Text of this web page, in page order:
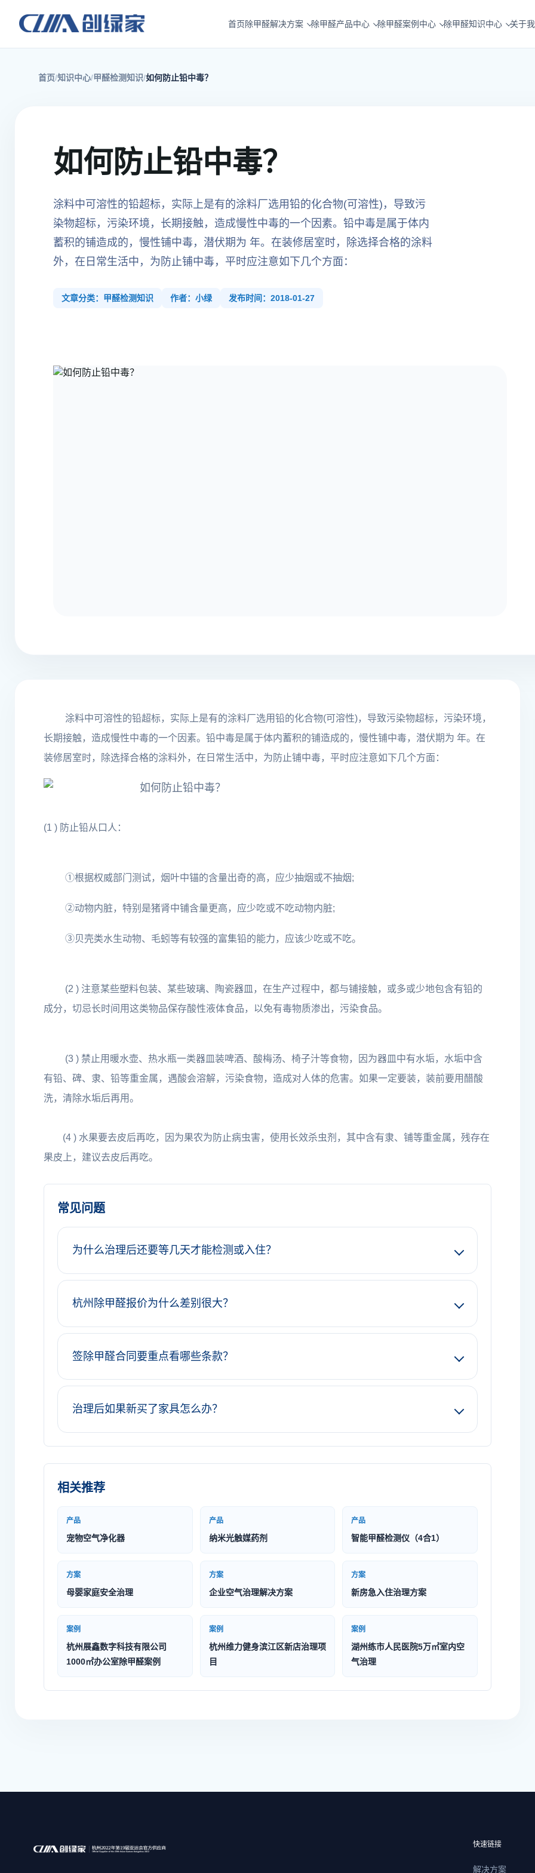
首页除甲醛解决方案 除甲醛产品中心 除甲醛案例中心 除甲醛知识中心 关于
首页 知识中心 甲醛检测知识 如何防止铅中毒？
如何防止铅中毒？
涂料中可溶性的铅超标，实际上是有的涂料厂选用铅的化合物(可溶性)，导致污
染物超标，污染环境，长期接触，造成慢性中毒的一个因素。铅中毒是属于体内
蓄积的铺造成的，慢性铺中毒，潜伏期为 年。在装修居室时，除选择合格的涂料
外，在日常生活中，为防止铺中毒，平时应注意如下几个方面：
文章分类：甲醛检测知识 作者：小绿 发布时间：2018-01-27
涂料中可溶性的铅超标，实际上是有的涂料厂选用铅的化合物(可溶性)，导致污染物超标，污染环境，
长期接触，造成慢性中毒的一个因素。铅中毒是属于体内蓄积的铺造成的，慢性铺中毒，潜伏期为 年。在
装修居室时，除选择合格的涂料外，在日常生活中，为防止铺中毒，平时应注意如下几个方面：
(1 ) 防止铅从口人：
①根据权威部门测试，烟叶中锚的含量出奇的高，应少抽烟或不抽烟;
②动物内脏，特别是猪肾中铺含量更高，应少吃或不吃动物内脏;
③贝壳类水生动物、毛蚓等有较强的富集铅的能力，应该少吃或不吃。
(2 ) 注意某些塑料包装、某些玻璃、陶瓷器皿，在生产过程中，都与铺接触，或多或少地包含有铅的
成分，切忌长时间用这类物品保存酸性液体食品，以免有毒物质渗出，污染食品。
(3 ) 禁止用暖水壶、热水瓶一类器皿装啤酒、酸梅汤、椅子汁等食物，因为器皿中有水垢，水垢中含
有铅、碑、隶、铅等重金属，遇酸会溶解，污染食物，造成对人体的危害。如果一定要装，装前要用醋酸
洗，清除水垢后再用。
(4 ) 水果要去皮后再吃，因为果农为防止病虫害，使用长效杀虫剂，其中含有隶、铺等重金属，残存在
果皮上，建议去皮后再吃。
常见问题
为什么治理后还要等几天才能检测或入住？
杭州除甲醛报价为什么差别很大？
签除甲醛合同要重点看哪些条款？
治理后如果新买了家具怎么办？
相关推荐
产品
宠物空气净化器
产品
纳米光触媒药剂
产品
智能甲醛检测仪（4合1）
方案
母婴家庭安全治理
方案
企业空气治理解决方案
方案
新房急入住治理方案
案例
杭州展鑫数字科技有限公司
1000㎡办公室除甲醛案例
案例
杭州维力健身滨江区新店治理项
目
案例
湖州练市人民医院5万㎡室内空
气治理
快速链接
解决方案